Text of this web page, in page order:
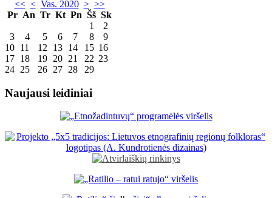
<< < Vas. 2020 > >>
Pr An Tr Kt Pn Šš Sk
1
2
3
4 5 6 7 8
9
10 11 12 13 14 15 16
17 18 19 20 21 22 23
24 25 26 27 28 29
Naujausi leidiniai